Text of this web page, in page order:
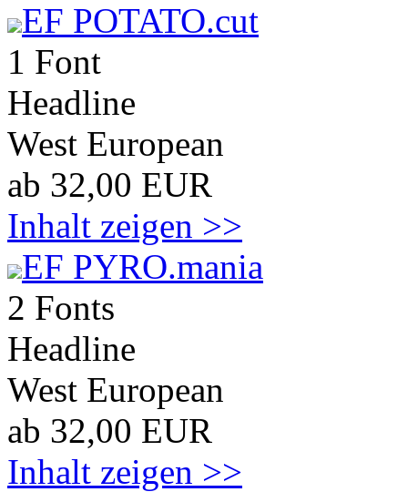
EF POTATO.cut
1 Font
Headline
West European
ab 32,00 EUR
Inhalt zeigen >>
EF PYRO.mania
2 Fonts
Headline
West European
ab 32,00 EUR
Inhalt zeigen >>